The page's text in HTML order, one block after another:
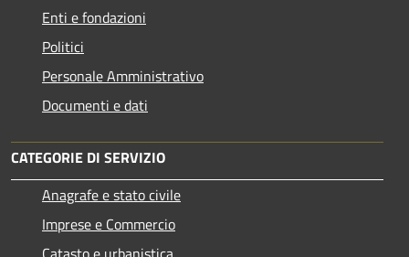
Enti e fondazioni
Politici
Personale Amministrativo
Documenti e dati
CATEGORIE DI SERVIZIO
Anagrafe e stato civile
Imprese e Commercio